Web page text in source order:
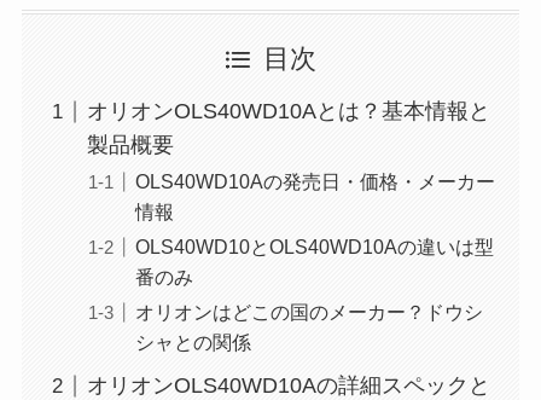
目次
オリオンOLS40WD10Aとは？基本情報と
製品概要
OLS40WD10Aの発売日・価格・メーカー
情報
OLS40WD10とOLS40WD10Aの違いは型
番のみ
オリオンはどこの国のメーカー？ドウシ
シャとの関係
オリオンOLS40WD10Aの詳細スペックと